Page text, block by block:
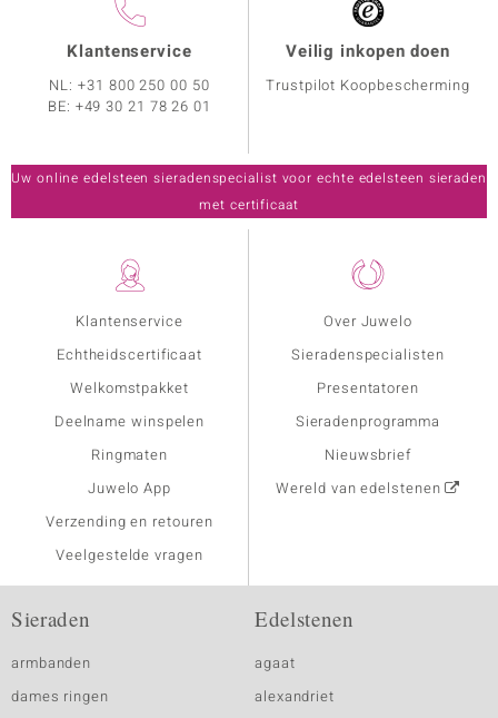
Klantenservice
Echtheidscertificaat
Welkomstpakket
Deelname winspelen
Ringmaten
Juwelo App
Verzending en retouren
Veelgestelde vragen
Over Juwelo
Sieradenspecialisten
Presentatoren
Sieradenprogramma
Nieuwsbrief
Wereld van edelstenen
Klantenservice
NL:+31 800 250 00 50
BE: +49 30 21 78 26 01
Veilig inkopen doen
Trustpilot Koopbescherming
Uw online edelsteen sieradenspecialist voor echte edelsteen sieraden
met certificaat
Sieraden
armbanden
dames ringen
Edelstenen
agaat
alexandriet